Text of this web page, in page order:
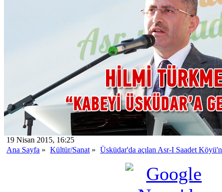
19 Nisan 2015, 16:25
Ana Sayfa » Kültür/Sanat » Üsküdar'da açılan Asr-I Saadet